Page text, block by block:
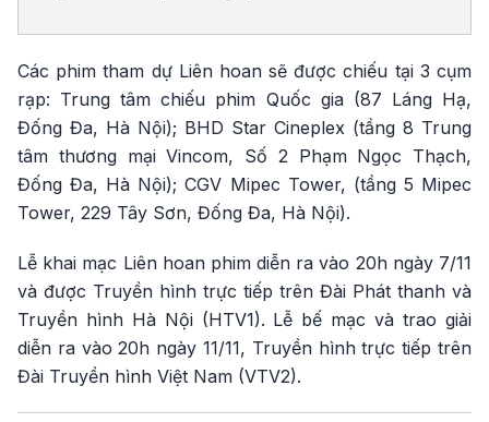
Các phim tham dự Liên hoan sẽ được chiếu tại 3 cụm
rạp: Trung tâm chiếu phim Quốc gia (87 Láng Hạ,
Đống Đa, Hà Nội); BHD Star Cineplex (tầng 8 Trung
tâm thương mại Vincom, Số 2 Phạm Ngọc Thạch,
Đống Đa, Hà Nội); CGV Mipec Tower, (tầng 5 Mipec
Tower, 229 Tây Sơn, Đống Đa, Hà Nội).
Lễ khai mạc Liên hoan phim diễn ra vào 20h ngày 7/11
và được Truyền hình trực tiếp trên Đài Phát thanh và
Truyền hình Hà Nội (HTV1). Lễ bế mạc và trao giải
diễn ra vào 20h ngày 11/11, Truyền hình trực tiếp trên
Đài Truyền hình Việt Nam (VTV2).